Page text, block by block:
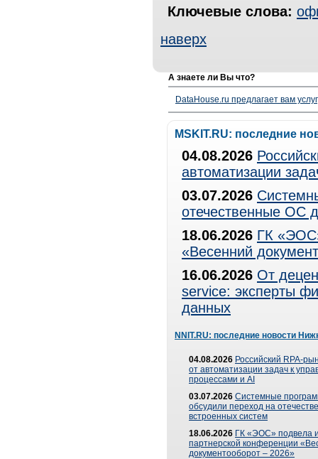
Ключевые слова:
наверх
А знаете ли Вы что?
DataHouse.ru предлагает вам
MSKIT.RU: последние
04.08.2026
автоматизации
03.07.2026
отечественные ОС
18.06.2026 ГК
«Весенний
16.06.2026 От
service: эксперты
данных
NNIT.RU: последние новости
04.08.2026 Российский RPA-
от автоматизации задач к
процессами и AI
03.07.2026 Системные
обсудили переход на
встроенных систем
18.06.2026 ГК «ЭОС» подвела
партнерской конференции
документооборот – 2026»